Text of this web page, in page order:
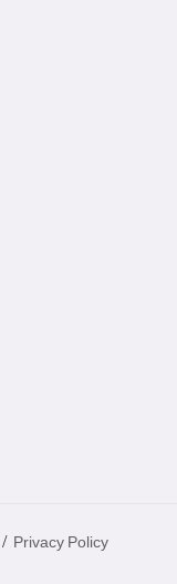
/ Privacy Policy